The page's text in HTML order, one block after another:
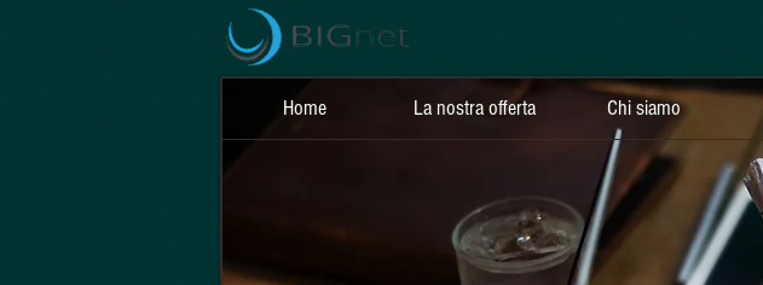
Home La nostra offerta Chi siamo